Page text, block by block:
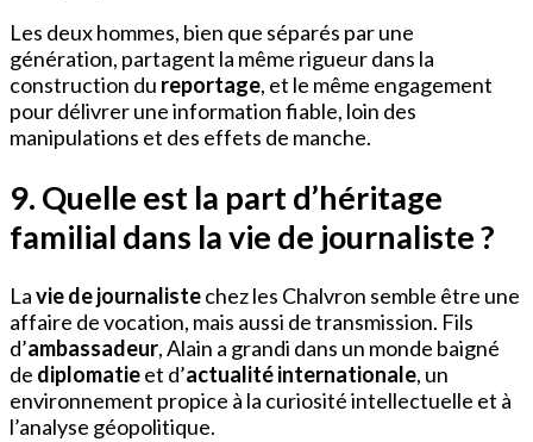
Les deux hommes, bien que séparés par une
génération, partagent la même rigueur dans la
construction du reportage, et le même engagement
pour délivrer une information fiable, loin des
manipulations et des effets de manche.
9. Quelle est la part d’héritage
familial dans la vie de journaliste ?
Lavie de journalistechez les Chalvron semble être une
affaire de vocation, mais aussi de transmission. Fils
d’ambassadeur, Alain a grandi dans un monde baigné
de diplomatieet d’actualité internationale, un
environnement propice à la curiosité intellectuelle et à
l’analyse géopolitique.